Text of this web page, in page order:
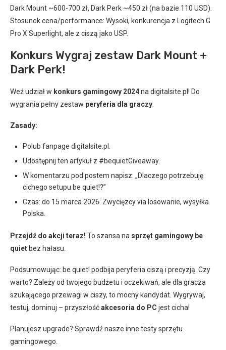
Dark Mount ~600-700 zł, Dark Perk ~450 zł (na bazie 110 USD).
Stosunek cena/performance: Wysoki, konkurencja z Logitech G
Pro X Superlight, ale z ciszą jako USP.
Konkurs Wygraj zestaw Dark Mount +
Dark Perk!
Weź udział w konkurs gamingowy 2024na digitalsite.pl! Do
wygrania pełny zestaw peryferia dla graczy
Zasady:
Polub fanpage digitalsite.pl.
Udostępnij ten artykuł z #bequietGiveaway.
W komentarzu pod postem napisz: „Dlaczego potrzebuję
cichego setupu be quiet!?”
Czas: do 15 marca 2026. Zwycięzcy via losowanie, wysyłka
Polska.
Przejdź do akcji teraz! To szansa na sprzęt gamingowy be
quiet bez hałasu.
Podsumowując: be quiet! podbija peryferia ciszą i precyzją. Czy
warto? Zależy od twojego budżetu i oczekiwań, ale dla gracza
szukającego przewagi w ciszy, to mocny kandydat. Wygrywaj,
testuj, dominuj – przyszłośćakcesoria do PC jest cicha!
Planujesz upgrade? Sprawdź nasze inne testy sprzętu
gamingowego.